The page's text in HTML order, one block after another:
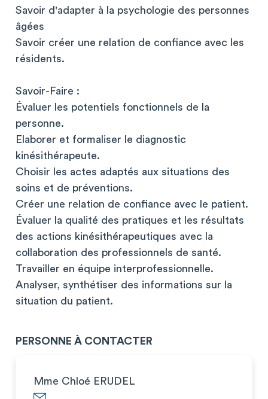
Savoir d'adapter à la psychologie des personnes
âgées
Savoir créer une relation de confiance avec les
résidents.
Savoir-Faire :
Évaluer les potentiels fonctionnels de la
personne.
Elaborer et formaliser le diagnostic
kinésithérapeute.
Choisir les actes adaptés aux situations des
soins et de préventions.
Créer une relation de confiance avec le patient.
Évaluer la qualité des pratiques et les résultats
des actions kinésithérapeutiques avec la
collaboration des professionnels de santé.
Travailler en équipe interprofessionnelle.
Analyser, synthétiser des informations sur la
situation du patient.
PERSONNE À CONTACTER
Mme Chloé ERUDEL